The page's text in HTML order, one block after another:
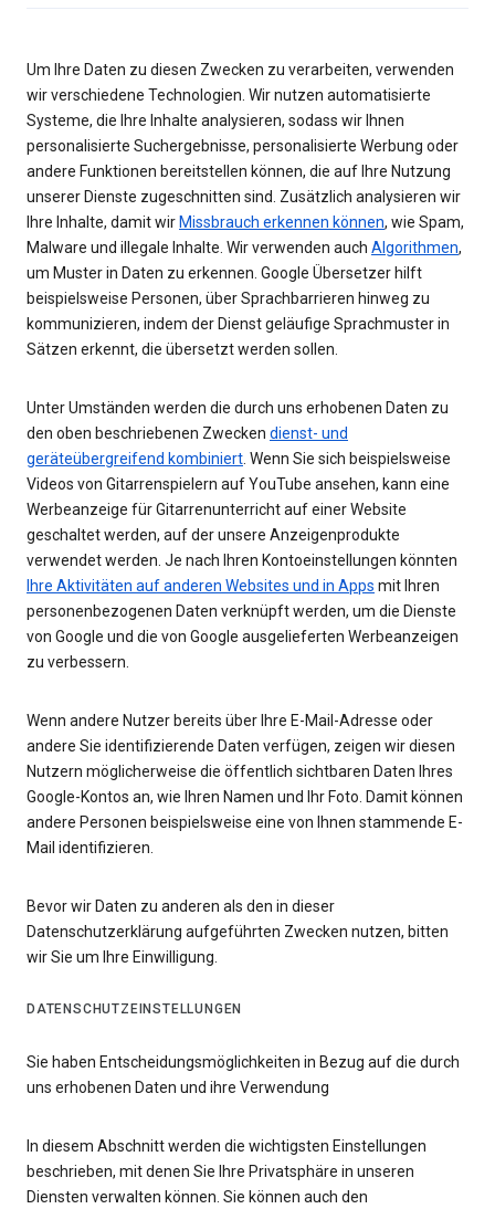
Um Ihre Daten zu diesen Zwecken zu verarbeiten, verwenden
wir verschiedene Technologien. Wir nutzen automatisierte
Systeme, die Ihre Inhalte analysieren, sodass wir Ihnen
personalisierte Suchergebnisse, personalisierte Werbung oder
andere Funktionen bereitstellen können, die auf Ihre Nutzung
unserer Dienste zugeschnitten sind. Zusätzlich analysieren wir
Ihre Inhalte, damit wir Missbrauch erkennen können, wie Spam,
Malware und illegale Inhalte. Wir verwenden auch Algorithmen,
um Muster in Daten zu erkennen. Google Übersetzer hilft
beispielsweise Personen, über Sprachbarrieren hinweg zu
kommunizieren, indem der Dienst geläufige Sprachmuster in
Sätzen erkennt, die übersetzt werden sollen.
Unter Umständen werden die durch uns erhobenen Daten zu
den oben beschriebenen Zwecken dienst- und
geräteübergreifend kombiniert . Wenn Sie sich beispielsweise
Videos von Gitarrenspielern auf YouTube ansehen, kann eine
Werbeanzeige für Gitarrenunterricht auf einer Website
geschaltet werden, auf der unsere Anzeigenprodukte
verwendet werden. Je nach Ihren Kontoeinstellungen könnten
Ihre Aktivitäten auf anderen Websites und in Apps mit Ihren
personenbezogenen Daten verknüpft werden, um die Dienste
von Google und die von Google ausgelieferten Werbeanzeigen
zu verbessern.
Wenn andere Nutzer bereits über Ihre E-Mail-Adresse oder
andere Sie identifizierende Daten verfügen, zeigen wir diesen
Nutzern möglicherweise die öffentlich sichtbaren Daten Ihres
Google-Kontos an, wie Ihren Namen und Ihr Foto. Damit können
andere Personen beispielsweise eine von Ihnen stammende E-
Mail identifizieren.
Bevor wir Daten zu anderen als den in dieser
Datenschutzerklärung aufgeführten Zwecken nutzen, bitten
wir Sie um Ihre Einwilligung.
DATENSCHUTZEINSTELLUNGEN
Sie haben Entscheidungsmöglichkeiten in Bezug auf die durch
uns erhobenen Daten und ihre Verwendung
In diesem Abschnitt werden die wichtigsten Einstellungen
beschrieben, mit denen Sie Ihre Privatsphäre in unseren
Diensten verwalten können. Sie können auch den